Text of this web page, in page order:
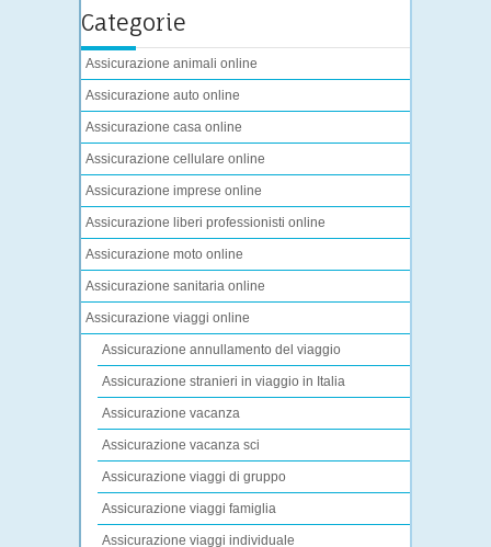
Categorie
Assicurazione animali online
Assicurazione auto online
Assicurazione casa online
Assicurazione cellulare online
Assicurazione imprese online
Assicurazione liberi professionisti online
Assicurazione moto online
Assicurazione sanitaria online
Assicurazione viaggi online
Assicurazione annullamento del viaggio
Assicurazione stranieri in viaggio in Italia
Assicurazione vacanza
Assicurazione vacanza sci
Assicurazione viaggi di gruppo
Assicurazione viaggi famiglia
Assicurazione viaggi individuale